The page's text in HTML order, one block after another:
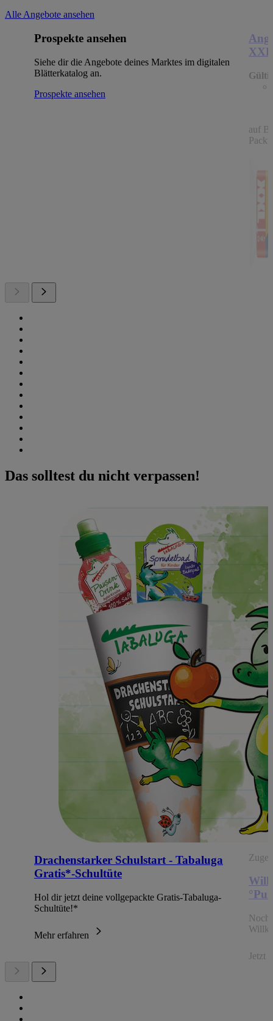
Alle Angebote ansehen
Prospekte ansehen
Siehe dir die Angebote deines Marktes im digitalen
Blätterkatalog an.
Prospekte ansehen
XXL
auf
Das solltest du nicht verpassen!
Drachenstarker Schulstart - Tabaluga
Gratis*-Schultüte
Hol dir jetzt deine vollgepackte Gratis-Tabaluga-
Schultüte!*
Mehr erfahren
Noch
Jetzt